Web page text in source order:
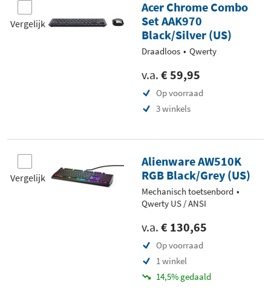
Vergelijk
Acer Chrome Combo
Set AAK970
Black/Silver (US)
Draadloos Qwerty
v.a. € 59,95
Op voorraad
3 winkels
Vergelijk
Alienware AW510K
RGB Black/Grey (US)
Mechanisch toetsenbord
Qwerty US / ANSI
v.a. € 130,65
Op voorraad
1 winkel
14,5% gedaald